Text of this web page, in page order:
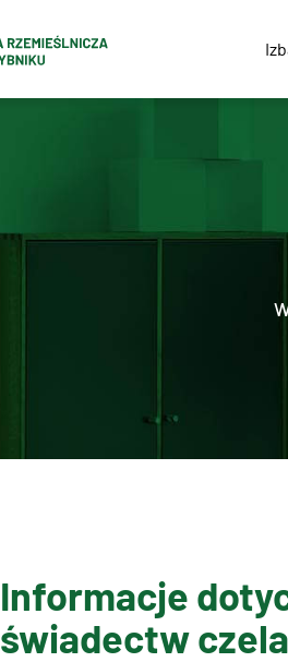
Informacje
świadectw